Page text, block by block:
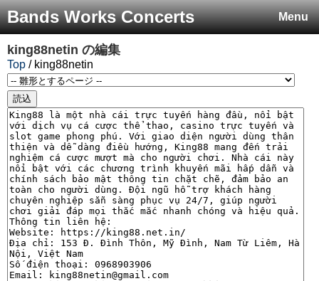
Menu
Bands Works Concerts
king88netin の編集
Top / king88netin